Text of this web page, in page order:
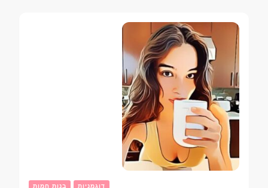
בנות חמות דוגמניות